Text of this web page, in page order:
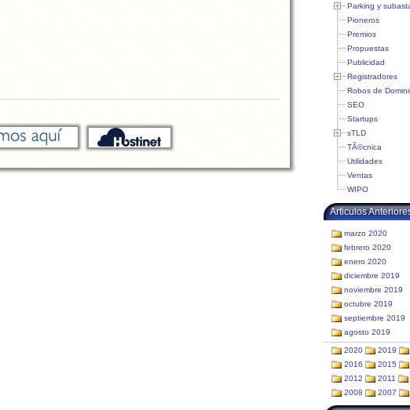
Parking y
Pioneros
Premios
Propuestas
Publicidad
Registradores
Robos de
SEO
Startups
sTLD
TÃ©cnica
Utilidades
Ventas
WIPO
Articulos
marzo 2020
febrero 2020
enero 2020
diciembre 2019
noviembre 2019
octubre 2019
septiembre 2019
agosto 2019
2020 2019
2016
2015
2012
2011
2008
2007